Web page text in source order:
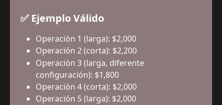
✅ Ejemplo Válido
Operación 1 (larga): $2,000
Operación 2 (corta): $2,200
Operación 3 (larga, diferente
configuración): $1,800
Operación 4 (corta): $2,000
Operación 5 (larga): $2,000